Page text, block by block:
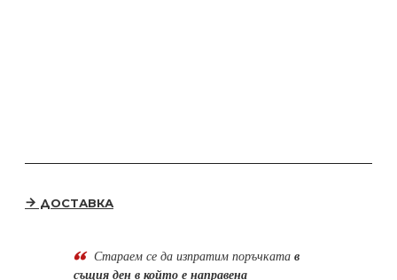
ДОСТАВКА
Стараем се да изпратим поръчката в
същия ден в който е направена